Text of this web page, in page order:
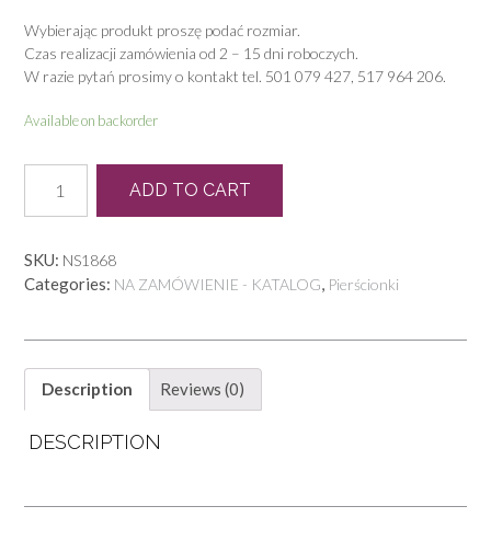
Wybierając produkt proszę podać rozmiar.
Czas realizacji zamówienia od 2 – 15 dni roboczych.
W razie pytań prosimy o kontakt tel. 501 079 427, 517 964 206.
Available on backorder
0065
quantity
ADD TO CART
SKU: NS1868
Categories: NA ZAMÓWIENIE - KATALOG, Pierścionki
Description Reviews (0)
DESCRIPTION